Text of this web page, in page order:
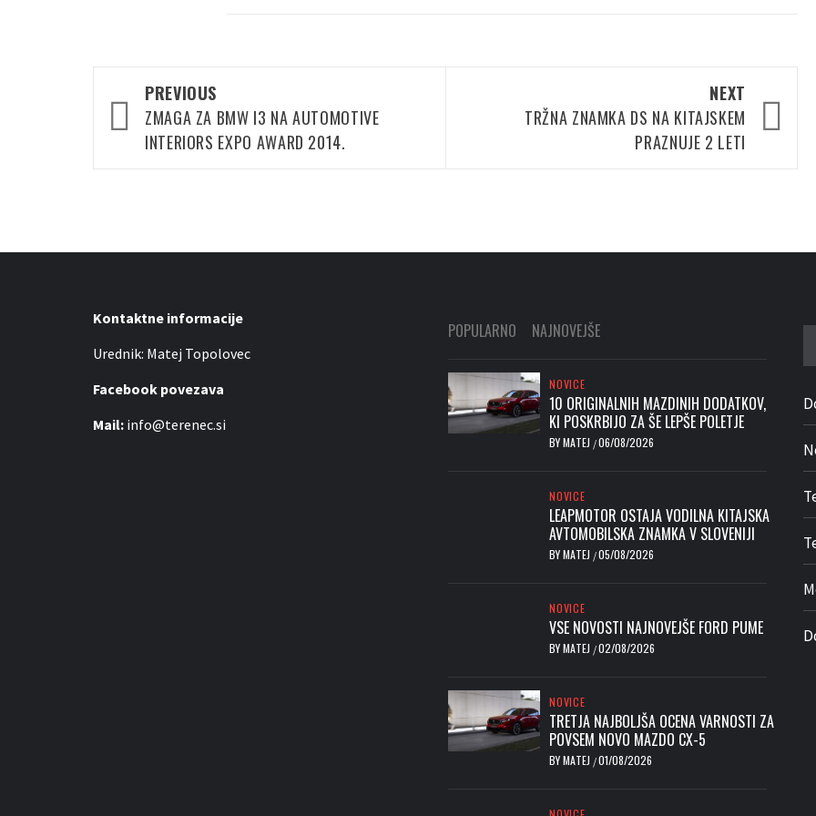
Post
navigation
PREVIOUS
ZMAGA ZA BMW I3 NA AUTOMOTIVE
INTERIORS EXPO AWARD 2014.
NEXT
TRŽNA ZNAMKA DS NA KITAJSKEM
PRAZNUJE 2 LETI
Kontaktne informacije
Urednik: Matej Topolovec
Facebook povezava
Mail: info@terenec.si
POPULARNO NAJNOVEJŠE
NOVICE
10 ORIGINALNIH MAZDINIH DODATKOV,
KI POSKRBIJO ZA ŠE LEPŠE POLETJE
BYMATEJ /06/08/2026
NOVICE
LEAPMOTOR OSTAJA VODILNA KITAJSKA
AVTOMOBILSKA ZNAMKA V SLOVENIJI
BYMATEJ /05/08/2026
NOVICE
VSE NOVOSTI NAJNOVEJŠE FORD PUME
BYMATEJ /02/08/2026
NOVICE
TRETJA NAJBOLJŠA OCENA VARNOSTI ZA
POVSEM NOVO MAZDO CX-5
BYMATEJ /01/08/2026